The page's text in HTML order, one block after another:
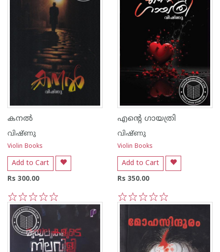
കനല്‍
വിഷ്ണു
Violin Books
Add to Cart
Rs 300.00
5
4
3
2
1
എന്റെ ഗായത്രി
വിഷ്ണു
Violin Books
Add to Cart
Rs 350.00
5
4
3
2
1